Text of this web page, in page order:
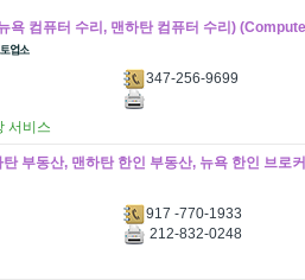
욕 컴퓨터 수리, 맨하탄 컴퓨터 수리)
347-256-9699
서비스
부동산, 맨하탄 한인 부동산, 뉴욕 한인 브로
917 -770-1933
212-832-0248